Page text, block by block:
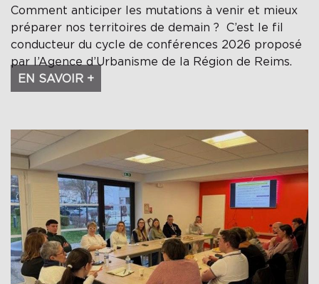
Comment anticiper les mutations à venir et mieux
préparer nos territoires de demain ? C’est le fil
conducteur du cycle de conférences 2026 proposé
par l’Agence d’Urbanisme de la Région de Reims.
EN SAVOIR +